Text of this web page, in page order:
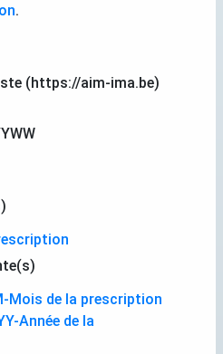
.
(https://aim-ima.be)
Mois de la prescription
Année de la